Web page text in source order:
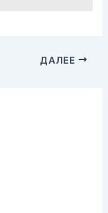
ДАЛЕЕ